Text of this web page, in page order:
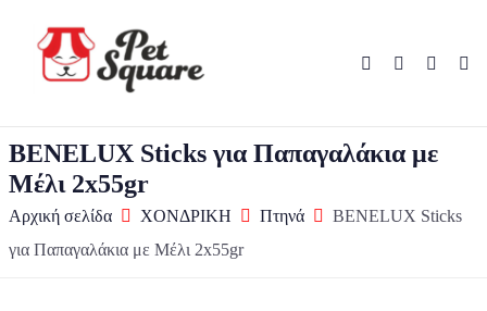
BENELUX Sticks για Παπαγαλάκια με
Μέλι 2x55gr
Αρχική σελίδα ΧΟΝΔΡΙΚΗ Πτηνά
BENELUX Sticks
για Παπαγαλάκια με Μέλι 2x55gr